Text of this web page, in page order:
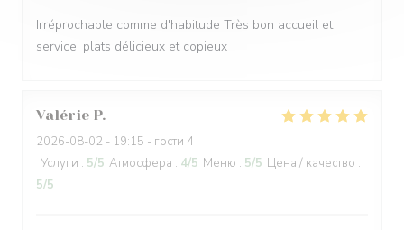
Irréprochable comme d'habitude Très bon accueil et
service, plats délicieux et copieux
Valérie P
2026-08-02 - 19:15 - гости 4
Услуги : 5/5 Атмосфера : 4/5 Меню : 5/5 Цена / качество :
5/5